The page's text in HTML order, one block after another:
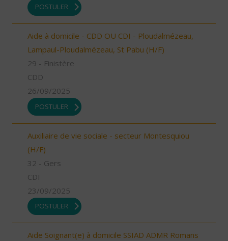
POSTULER
Aide à domicile - CDD OU CDI - Ploudalmézeau,
Lampaul-Ploudalmézeau, St Pabu (H/F)
29 - Finistère
CDD
26/09/2025
POSTULER
Auxiliaire de vie sociale - secteur Montesquiou
(H/F)
32 - Gers
CDI
23/09/2025
POSTULER
Aide Soignant(e) à domicile SSIAD ADMR Romans